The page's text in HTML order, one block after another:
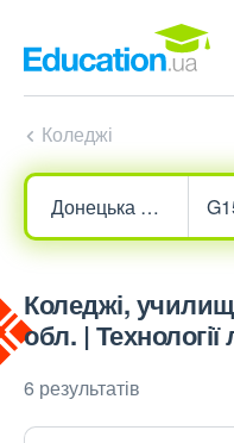
Коледжі
Коледжі,
обл. |
6 результатів